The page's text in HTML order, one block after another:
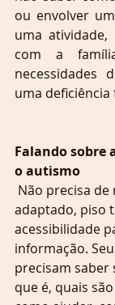
ou envolver
uma
com a
necessidades
uma deficiência
Falando sobre
o autismo
adaptado, piso
acessibilidade
informação.
precisam saber
que é, quais